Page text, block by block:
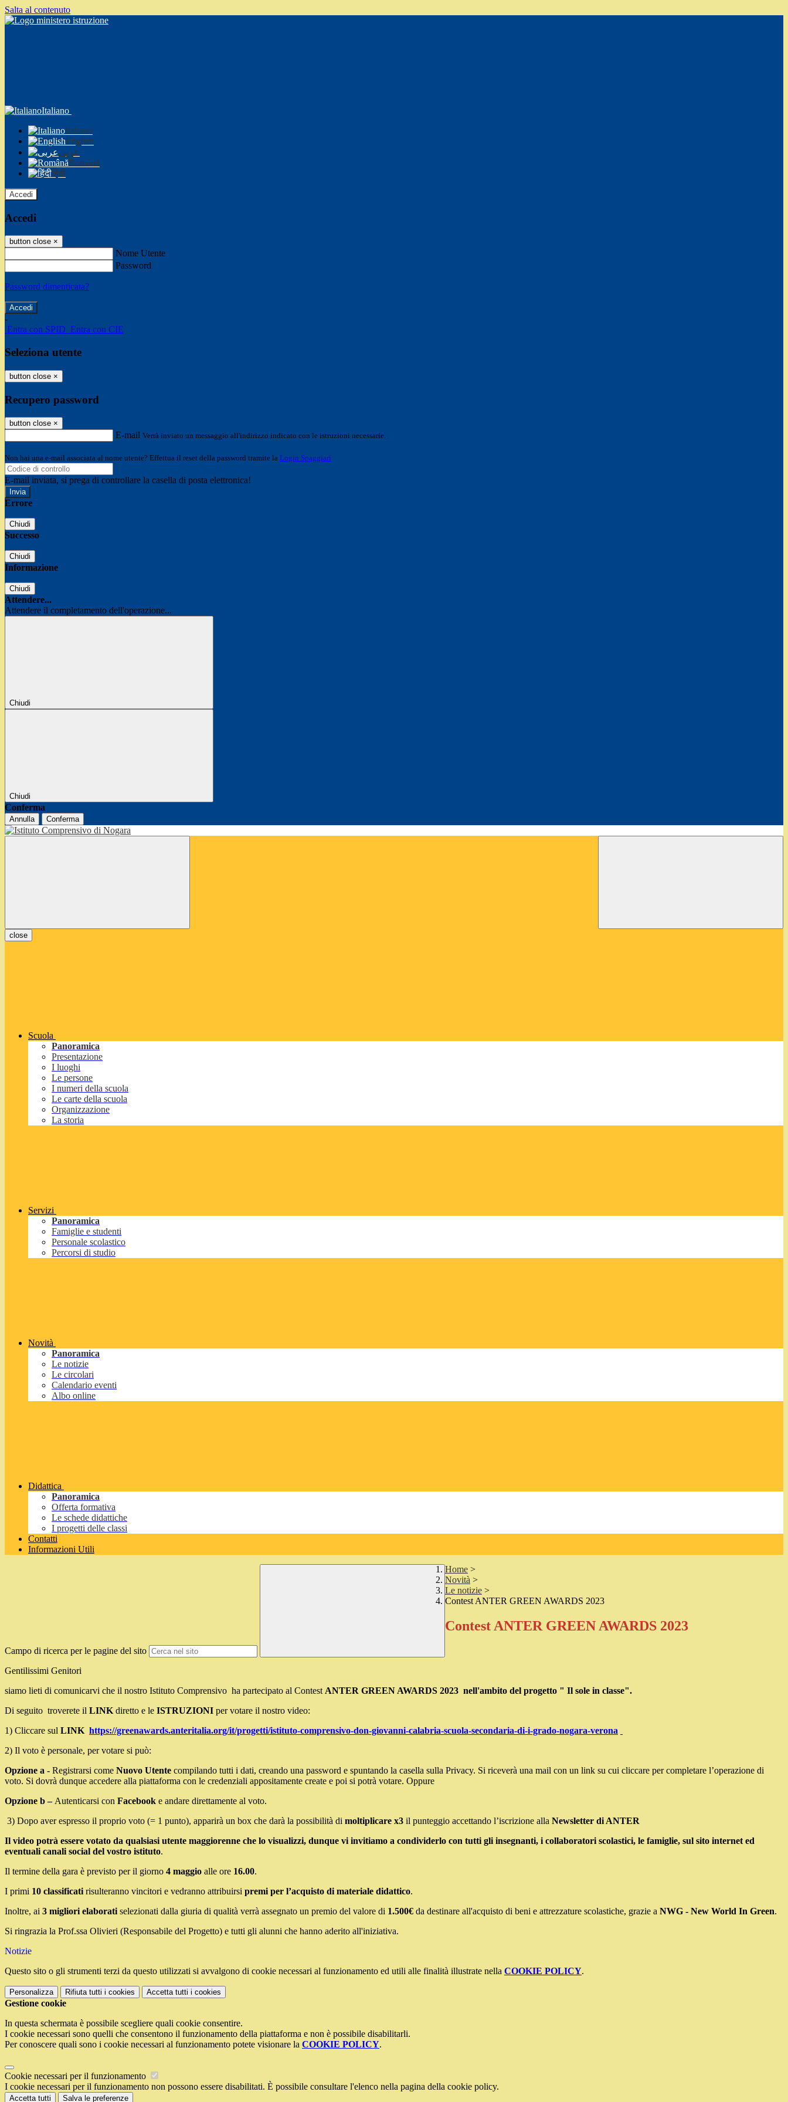
Salta al contenuto
Italiano
Italiano
English
عربى
Română
हिंदी
Accedi
Accedi
button close ×
Nome Utente
Password
Password dimenticata?
-
Entra con SPID Entra con CIE
Seleziona utente
button close ×
Recupero password
button close ×
E-mail Verrà inviato un messaggio all'indirizzo indicato con le istruzioni necessarie.
Non hai una e-mail associata al nome utente? Effettua il reset della password tramite la Login Spaggiari
E-mail inviata, si prega di controllare la casella di posta elettronica!
Errore
Chiudi
Successo
Chiudi
Informazione
Chiudi
Attendere...
Attendere il completamento dell'operazione...
Chiudi
Chiudi
Conferma
Annulla Conferma
close
Scuola
Panoramica
Presentazione
I luoghi
Le persone
I numeri della scuola
Le carte della scuola
Organizzazione
La storia
Servizi
Panoramica
Famiglie e studenti
Personale scolastico
Percorsi di studio
Novità
Panoramica
Le notizie
Le circolari
Calendario eventi
Albo online
Didattica
Panoramica
Offerta formativa
Le schede didattiche
I progetti delle classi
Contatti
Informazioni Utili
Campo di ricerca per le pagine del sito
Home >
Novità >
Le notizie >
Contest ANTER GREEN AWARDS 2023
Contest ANTER GREEN AWARDS 2023
Gentilissimi Genitori
siamo lieti di comunicarvi che il nostro Istituto Comprensivo ha partecipato al Contest ANTER GREEN AWARDS 2023 nell'ambito del progetto " Il sole in classe".
Di seguito troverete il LINK diretto e le ISTRUZIONI per votare il nostro video:
1) Cliccare sul LINK https://greenawards.anteritalia.org/it/progetti/istituto-comprensivo-don-giovanni-calabria-scuola-secondaria-di-i-grado-nogara-verona
2) Il voto è personale, per votare si può:
Opzione a - Registrarsi come Nuovo Utente compilando tutti i dati, creando una password e spuntando la casella sulla Privacy. Si riceverà una mail con un link su cui cliccare per completare l’operazione di
voto. Si dovrà dunque accedere alla piattaforma con le credenziali appositamente create e poi si potrà votare. Oppure
Opzione b – Autenticarsi con Facebook e andare direttamente al voto.
3) Dopo aver espresso il proprio voto (= 1 punto), apparirà un box che darà la possibilità di moltiplicare x3 il punteggio accettando l’iscrizione alla Newsletter di ANTER
Il video potrà essere votato da qualsiasi utente maggiorenne che lo visualizzi, dunque vi invitiamo a condividerlo con tutti gli insegnanti, i collaboratori scolastici, le famiglie, sul sito internet ed
eventuali canali social del vostro istituto.
Il termine della gara è previsto per il giorno 4 maggio alle ore 16.00.
I primi 10 classificati risulteranno vincitori e vedranno attribuirsi premi per l’acquisto di materiale didattico.
Inoltre, ai 3 migliori elaborati selezionati dalla giuria di qualità verrà assegnato un premio del valore di 1.500€ da destinare all'acquisto di beni e attrezzature scolastiche, grazie a NWG - New World In Green.
Si ringrazia la Prof.ssa Olivieri (Responsabile del Progetto) e tutti gli alunni che hanno aderito all'iniziativa.
Notizie
Questo sito o gli strumenti terzi da questo utilizzati si avvalgono di cookie necessari al funzionamento ed utili alle finalità illustrate nella COOKIE POLICY.
Personalizza Rifiuta tutti i cookies Accetta tutti i cookies
Gestione cookie
In questa schermata è possibile scegliere quali cookie consentire.
I cookie necessari sono quelli che consentono il funzionamento della piattaforma e non è possibile disabilitarli.
Per conoscere quali sono i cookie necessari al funzionamento potete visionare la COOKIE POLICY.
Cookie necessari per il funzionamento
I cookie necessari per il funzionamento non possono essere disabilitati. È possibile consultare l'elenco nella pagina della cookie policy.
Accetta tutti Salva le preferenze